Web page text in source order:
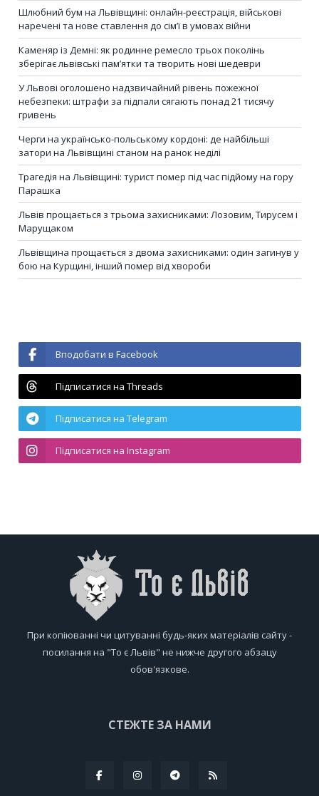
Шлюбний бум на Львівщині: онлайн-реєстрація, військові
наречені та нове ставлення до сім’ї в умовах війни
Каменяр із Демні: як родинне ремесло трьох поколінь
зберігає львівські пам’ятки та творить нові шедеври
У Львові оголошено надзвичайний рівень пожежної
небезпеки: штрафи за підпали сягають понад 21 тисячу
гривень
Черги на українсько-польському кордоні: де найбільші
затори на Львівщині станом на ранок неділі
Трагедія на Львівщині: турист помер під час підйому на гору
Парашка
Львів прощається з трьома захисниками: Лозовим, Тирусем і
Марущаком
Львівщина прощається з двома захисниками: один загинув у
бою на Курщині, інший помер від хвороби
Вподобати в Facebook
Підписатися на Threads
Підписатися на Telegram
Підписатися на Instagram
При копіюванні чи цитуванні будь-яких матеріалів сайту -
посилання на "То є Львів" не нижче другого абзацу
обов'язкове.
СТЕЖТЕ ЗА НАМИ